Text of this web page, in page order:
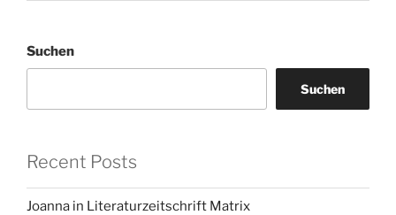
Suchen
Suchen
Recent Posts
Joanna in Literaturzeitschrift Matrix